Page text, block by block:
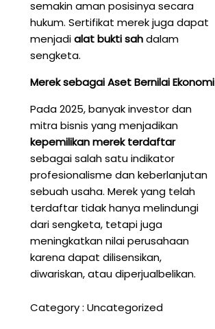
semakin aman posisinya secara
hukum. Sertifikat merek juga dapat
menjadialat bukti sahdalam
sengketa.
Merek sebagai Aset Bernilai Ekonomi
Pada 2025, banyak investor dan
mitra bisnis yang menjadikan
kepemilikan merek terdaftar
sebagai salah satu indikator
profesionalisme dan keberlanjutan
sebuah usaha. Merek yang telah
terdaftar tidak hanya melindungi
dari sengketa, tetapi juga
meningkatkan nilai perusahaan
karena dapat dilisensikan,
diwariskan, atau diperjualbelikan.
Category : Uncategorized